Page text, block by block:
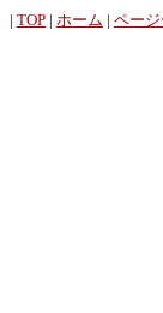
| TOP | ホーム | ペー